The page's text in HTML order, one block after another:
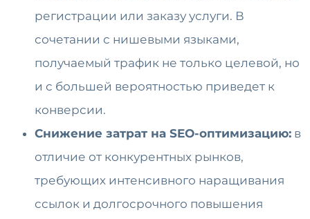
регистрации или заказу услуги. В
сочетании с нишевыми языками,
получаемый трафик не только целевой, но
и с большей вероятностью приведет к
конверсии.
Снижение затрат на SEO-оптимизацию: в
отличие от конкурентных рынков,
требующих интенсивного наращивания
ссылок и долгосрочного повышения